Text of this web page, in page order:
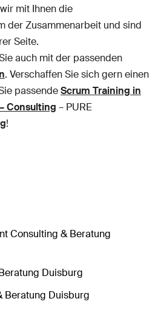
mit Ihnen die
der Zusammenarbeit und sind
Seite.
auch mit der passenden
. Verschaffen Sie sich gern einen
passendeScrum Training in
Consulting – PURE
!
Consulting & Beratung
Duisburg
Beratung Duisburg